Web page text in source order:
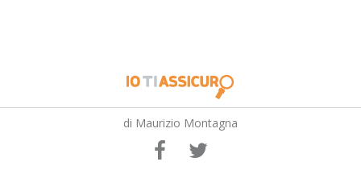
di Maurizio Montagna